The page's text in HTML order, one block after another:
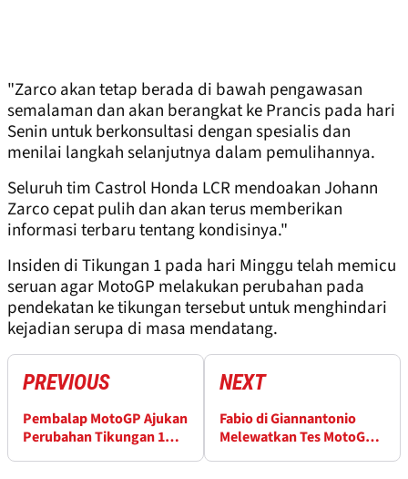
"Zarco akan tetap berada di bawah pengawasan
semalaman dan akan berangkat ke Prancis pada hari
Senin untuk berkonsultasi dengan spesialis dan
menilai langkah selanjutnya dalam pemulihannya.
Seluruh tim Castrol Honda LCR mendoakan Johann
Zarco cepat pulih dan akan terus memberikan
informasi terbaru tentang kondisinya."
Insiden di Tikungan 1 pada hari Minggu telah memicu
seruan agar MotoGP melakukan perubahan pada
pendekatan ke tikungan tersebut untuk menghindari
kejadian serupa di masa mendatang.
PREVIOUS
Pembalap MotoGP Ajukan
Perubahan Tikungan 1
NEXT
Fabio di Giannantonio
Melewatkan Tes MotoGP